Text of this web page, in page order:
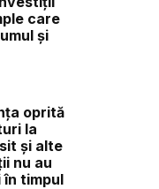
care
și
oprită
la
și alte
nu au
timpul